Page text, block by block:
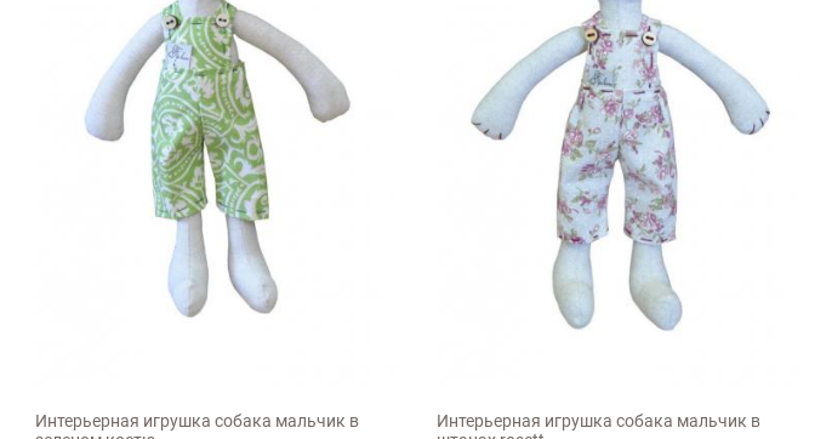
Интерьерная игрушка собака мальчик в
Интерьерная игрушка собака мальчик в